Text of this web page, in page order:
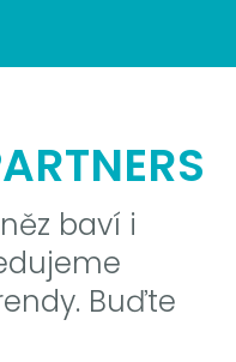
baví i
Buďte